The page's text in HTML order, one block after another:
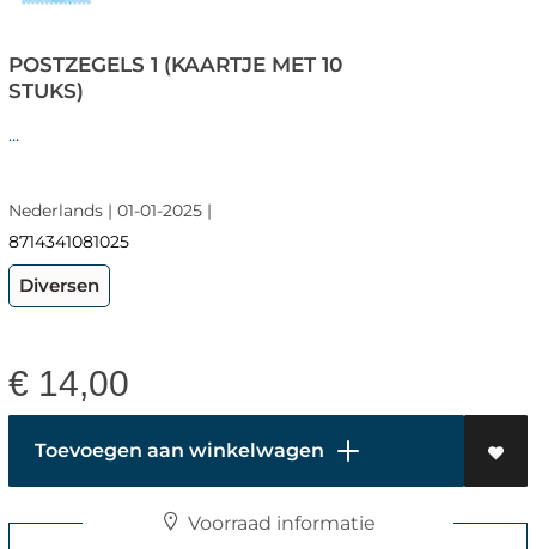
POSTZEGELS 1 (KAARTJE MET 10
STUKS)
...
Nederlands | 01-01-2025 |
8714341081025
Diversen
€ 14,00
Toevoegen aan winkelwagen
Voorraad informatie